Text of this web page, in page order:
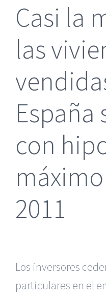
Casi la
las
España
con
2011
Los inversores
particulares en el